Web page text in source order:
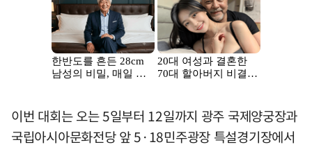
이번 대회는 오는 5일부터 12일까지 광주 국제양궁장과
국립아시아문화전당 앞 5·18민주광장 특설경기장에서